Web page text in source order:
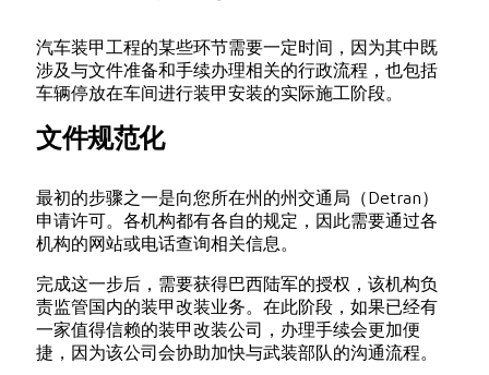
汽车装甲工程的某些环节需要一定时间，因为其中既
涉及与文件准备和手续办理相关的行政流程，也包括
车辆停放在车间进行装甲安装的实际施工阶段。
文件规范化
最初的步骤之一是向您所在州的州交通局（Detran）
申请许可。各机构都有各自的规定，因此需要通过各
机构的网站或电话查询相关信息。
完成这一步后，需要获得巴西陆军的授权，该机构负
责监管国内的装甲改装业务。在此阶段，如果已经有
一家值得信赖的装甲改装公司，办理手续会更加便
捷，因为该公司会协助加快与武装部队的沟通流程。